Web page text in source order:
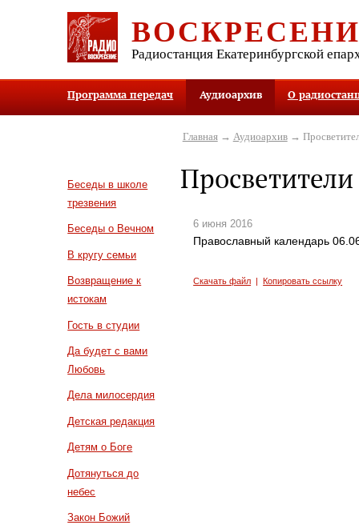
Радиостанция Екатеринбургской
Программа передач Аудиоархив О
Беседы в школе
трезвения
Беседы о Вечном
В кругу семьи
Возвращение к
истокам
Гость в студии
Да будет с вами
Любовь
Дела милосердия
Детская редакция
Детям о Боге
Дотянуться до
небес
Закон Божий
Главная→ Аудиоархив→
Просветители
6 июня 2016
Православный календарь
Скачать файл |Копировать ссылку